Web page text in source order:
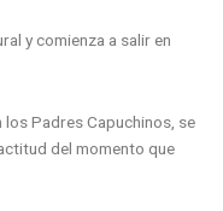
y comienza a salir en
los Padres Capuchinos, se
del momento que